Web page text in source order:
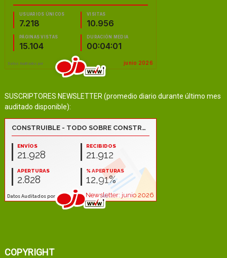
SUSCRIPTORES NEWSLETTER (promedio diario durante último mes
auditado disponible):
COPYRIGHT